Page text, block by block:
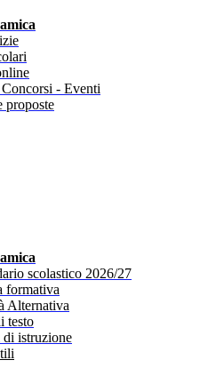
- Eventi
proposte
scolastico 2026/27
formativa
Alternativa
testo
istruzione